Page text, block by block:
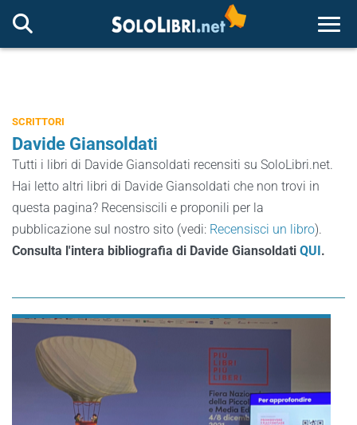
SCRITTORI
Davide Giansoldati
Tutti i libri di Davide Giansoldati recensiti su SoloLibri.net.
Hai letto altri libri di Davide Giansoldati che non trovi in
questa pagina? Recensiscili e proponili per la
pubblicazione sul nostro sito (vedi: Recensisci un libro).
Consulta l'intera bibliografia di Davide Giansoldati QUI.